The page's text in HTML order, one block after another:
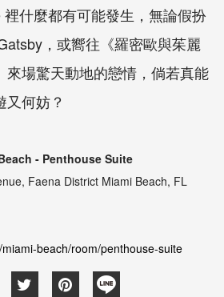
什麼都有可能發生，無論假扮
，或嚮往《羅密歐與茱麗
場驚天動地的戀情，倘若真能
何妨？
- Penthouse Suite
Faena District Miami Beach, FL
beach/room/penthouse-suite